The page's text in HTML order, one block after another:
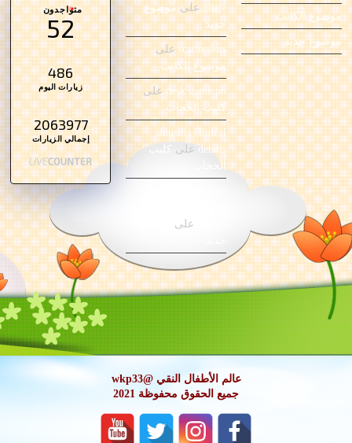
موضوع الكاتب
موضوع جديد
gbaje على موضوع
جديد
scatterslotsعلى
موضوع الكاتب
desk game phعلى
كليب الحجاب
sinusitis clinical
details على
كليب
الحجاب
على
متواجدون
52
486
زيارات اليوم
2063977
إجمالي الزيارات
عالم الأطفال النقي @wkp33
جميع الحقوق محفوظة 2021